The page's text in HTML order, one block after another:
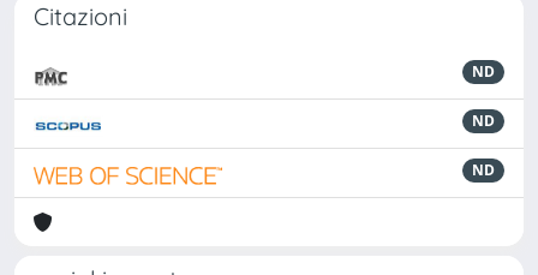
Citazioni
ND
ND
ND